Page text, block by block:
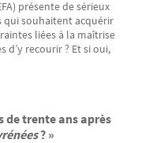
présente de sérieux
qui souhaitent acquérir
liées à la maîtrise
recourir ? Et si oui,
de trente ans après
? »